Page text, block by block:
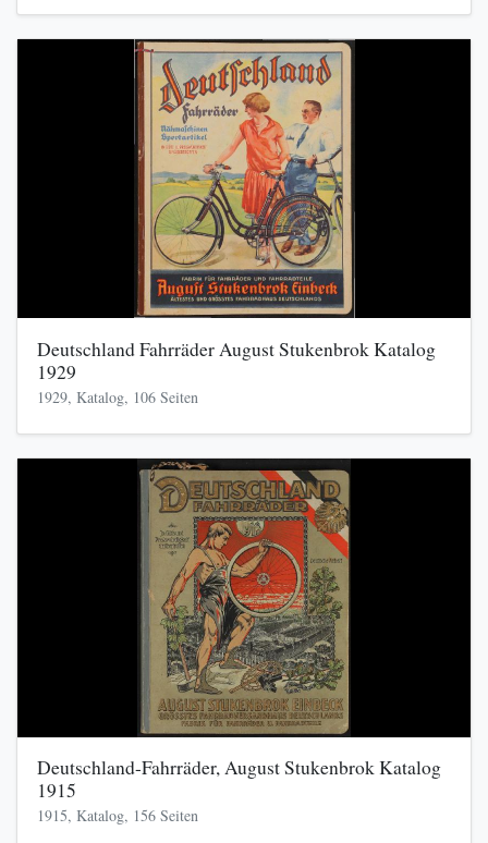
Deutschland Fahrräder August Stukenbrok Katalog
1929
1929, Katalog, 106 Seiten
Deutschland-Fahrräder, August Stukenbrok Katalog
1915
1915, Katalog, 156 Seiten